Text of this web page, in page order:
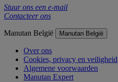
Stuur ons een e-mail
Contacteer ons
Manutan België Manutan België
Over ons
Cookies, privacy en veiligheid
Algemene voorwaarden
Manutan Expert